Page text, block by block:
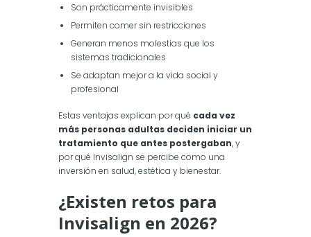
Son prácticamente invisibles
Permiten comer sin restricciones
Generan menos molestias que los
sistemas tradicionales
Se adaptan mejor a la vida social y
profesional
Estas ventajas explican por qué cada vez
más personas adultas deciden iniciar un
tratamiento que antes postergaban, y
por qué Invisalign se percibe como una
inversión en salud, estética y bienestar.
¿Existen retos para
Invisalign en 2026?